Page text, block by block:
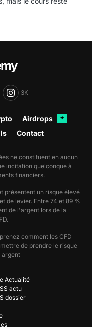
3K
Airdrops ✦
Contact
ne constituent en aucun
incitation quelconque à
financiers.
présentent un risque élevé
de levier. Entre 74 et 89 %
de l'argent lors de la
comment les CFD
de prendre le risque
argent
Actualité
actu
dossier